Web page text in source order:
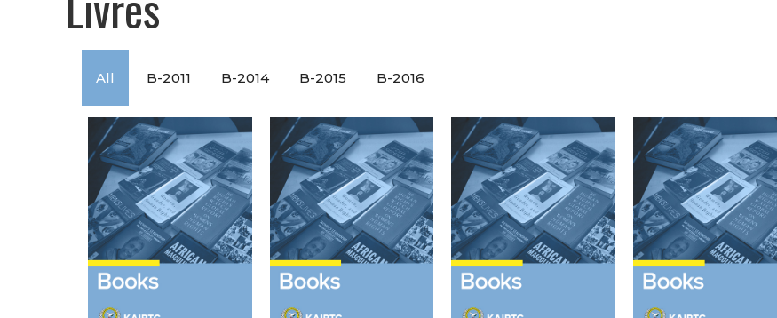
All B-2011 B-2014 B-2015 B-2016